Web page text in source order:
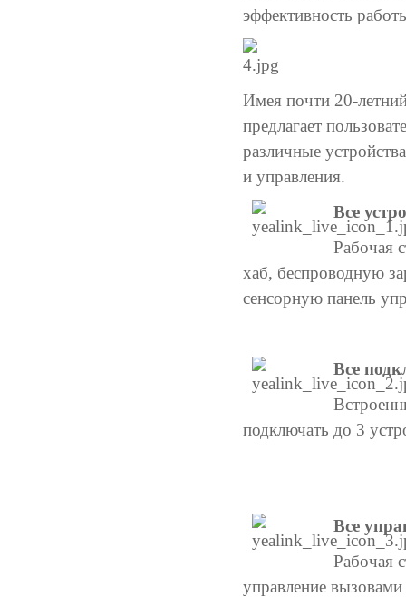
эффективность
Имея почти 20-
предлагает
различные
и управления.
Все
Рабочая
хаб, беспроводную
сенсорную панель
Все
подключать до 3
Все
Рабочая
управление